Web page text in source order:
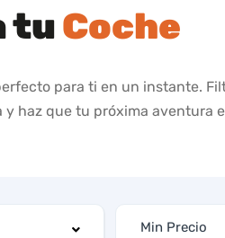
tuCoche
para ti en un instante.
haz que tu próxima aventura